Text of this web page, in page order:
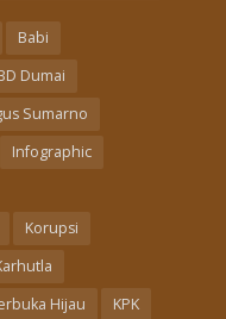
Babi
Dumai
Sumarno
Infographic
Korupsi
Hijau
KPK